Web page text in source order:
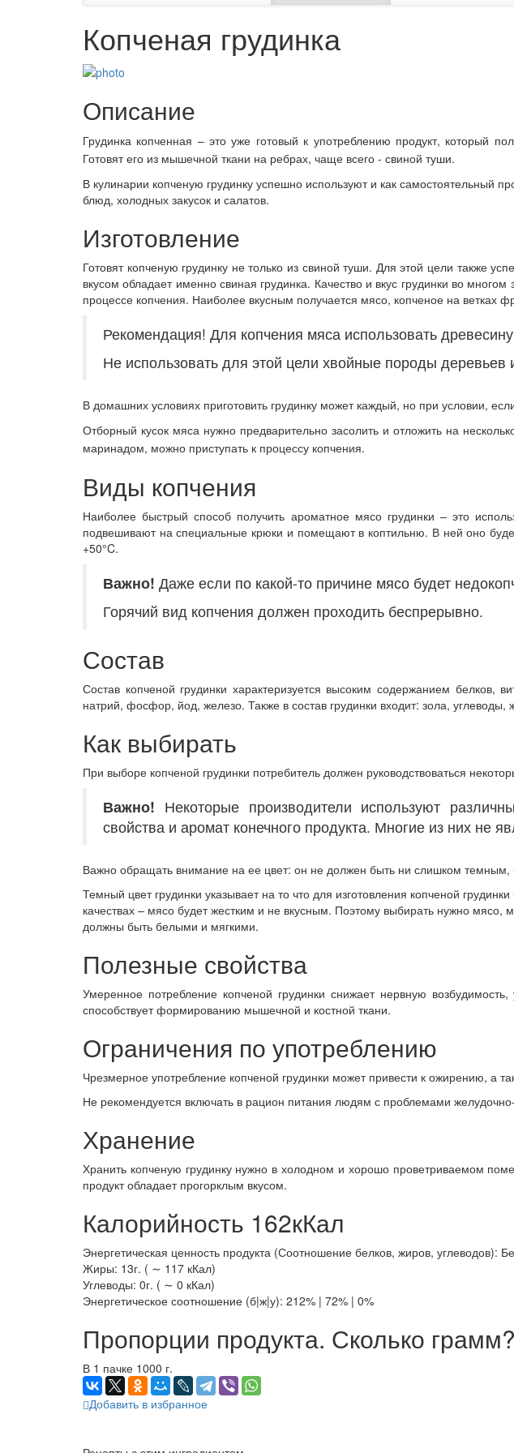
Копченая грудинка
Описание
Грудинка копченная – это уже готовый к употреблению продукт, который
Готовят его из мышечной ткани на ребрах, чаще всего - свиной туши.
В кулинарии копченую грудинку успешно используют и как самостоятельный
блюд, холодных закусок и салатов.
Изготовление
Готовят копченую грудинку не только из свиной туши. Для этой цели
вкусом обладает именно свиная грудинка. Качество и вкус грудинки во
процессе копчения. Наиболее вкусным получается мясо, копченое на ветках
Рекомендация! Для копчения мяса использовать
Не использовать для этой цели хвойные породы деревьев
В домашних условиях приготовить грудинку может каждый, но при условии,
Отборный кусок мяса нужно предварительно засолить и отложить на
маринадом, можно приступать к процессу копчения.
Виды копчения
Наиболее быстрый способ получить ароматное мясо грудинки – это
подвешивают на специальные крюки и помещают в коптильню. В ней оно
+50°C.
Важно! Даже если по какой-то причине мясо будет
Горячий вид копчения должен проходить беспрерывно.
Состав
Состав копченой грудинки характеризуется высоким содержанием
натрий, фосфор, йод, железо. Также в состав грудинки входит: зола,
Как выбирать
При выборе копченой грудинки потребитель должен руководствоваться
Важно! Некоторые производители используют
свойства и аромат конечного продукта. Многие из них не
Важно обращать внимание на ее цвет: он не должен быть ни слишком
Темный цвет грудинки указывает на то что для изготовления копченой
качествах – мясо будет жестким и не вкусным. Поэтому выбирать нужно мясо,
должны быть белыми и мягкими.
Полезные свойства
Умеренное потребление копченой грудинки снижает нервную
способствует формированию мышечной и костной ткани.
Ограничения по употреблению
Чрезмерное употребление копченой грудинки может привести к ожирению, а
Не рекомендуется включать в рацион питания людям с проблемами
Хранение
Хранить копченую грудинку нужно в холодном и хорошо проветриваемом
продукт обладает прогорклым вкусом.
Калорийность 162кКал
Энергетическая ценность продукта (Соотношение белков, жиров, углеводов):
Жиры: 13г. ( ∼ 117 кКал)
Углеводы: 0г. ( ∼ 0 кКал)
Энергетическое соотношение (б|ж|у): 212% | 72% | 0%
Пропорции продукта. Сколько грамм?
В 1 пачке 1000 г.
Добавить в избранное